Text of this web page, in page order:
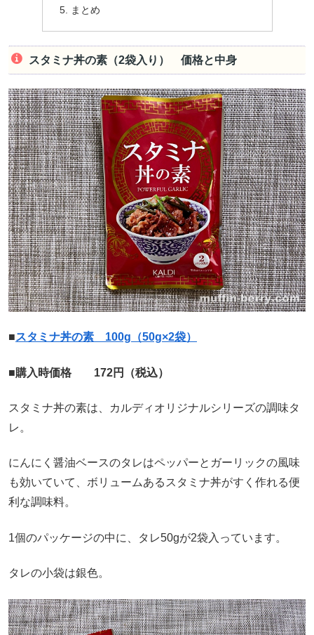
まとめ
スタミナ丼の素（2袋入り） 価格と中身
■スタミナ丼の素 100g（50g×2袋）
■購入時価格 172円（税込）
スタミナ丼の素は、カルディオリジナルシリーズの調味タ
レ。
にんにく醤油ベースのタレはペッパーとガーリックの風味
も効いていて、ボリュームあるスタミナ丼がすく作れる便
利な調味料。
1個のパッケージの中に、タレ50gが2袋入っています。
タレの小袋は銀色。